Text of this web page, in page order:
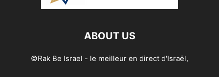
ABOUT US
©Rak Be Israel - le meilleur en direct d'Israël,